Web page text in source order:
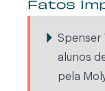
Fatos
Spenser
alunos
pela